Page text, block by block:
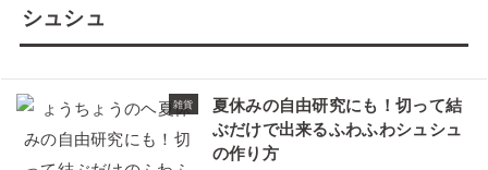
シュシュ
雑貨
夏休みの自由研究にも！切って結
ぶだけで出来るふわふわシュシュ
の作り方